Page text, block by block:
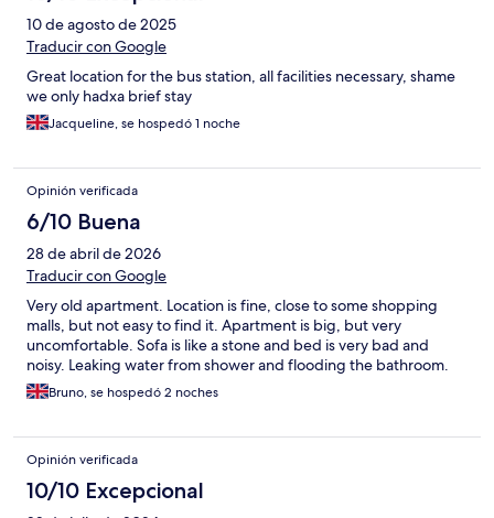
10 de agosto de 2025
Traducir con Google
Great location for the bus station, all facilities necessary, shame
we only hadxa brief stay
Jacqueline, se hospedó 1 noche
Opinión verificada
6/10 Buena
28 de abril de 2026
Traducir con Google
Very old apartment. Location is fine, close to some shopping
malls, but not easy to find it. Apartment is big, but very
uncomfortable. Sofa is like a stone and bed is very bad and
noisy. Leaking water from shower and flooding the bathroom.
Bruno, se hospedó 2 noches
Opinión verificada
10/10 Excepcional